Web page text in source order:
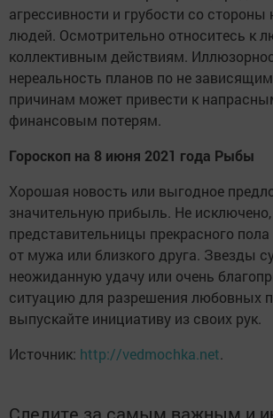
агрессивности и грубости со
людей. Осмотрительно относитесь к
коллективным действиям.
нереальность планов по не
причинам может привести к
финансовым потерям.
Гороскоп на 8 июня 2021 года Рыбы
Хорошая новость или выгодное
значительную прибыль. Не исключено,
представительницы прекрасного
от мужа или близкого друга. Звезды
неожиданную удачу или очень
ситуацию для разрешения любовных
выпускайте инициативу из своих рук.
Источник: http://vedmochka.net.